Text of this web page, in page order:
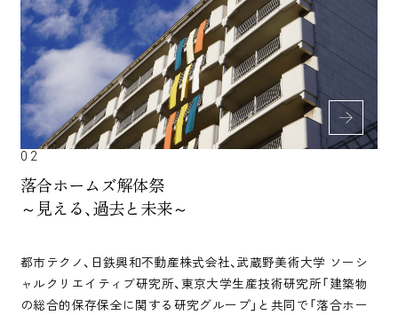
02
落合ホームズ解体祭
～見える、過去と未来～
都市テクノ、日鉄興和不動産株式会社、武蔵野美術大学 ソーシ
ャルクリエイティブ研究所、東京大学生産技術研究所「建築物
の総合的保存保全に関する研究グループ」と共同で「落合ホー